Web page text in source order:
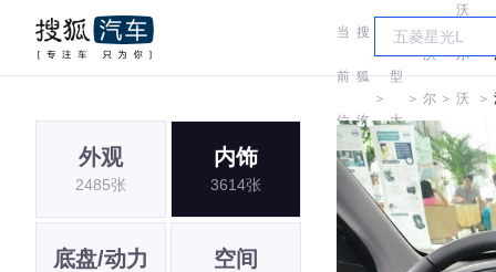
当
前
位
置:
搜
狐
汽
车
＞
车
型
大
全
＞
沃
尔
沃
＞
沃
尔
沃
(进
口)
＞
外观
2485张
内饰
3614张
底盘/动力 空间